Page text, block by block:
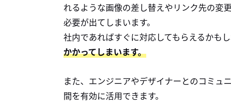
れるような画像の差し替えやリンク先の変
必要が出てしまいます。
社内であればすぐに対応してもらえるかもし
かかってしまいます。
また、エンジニアやデザイナーとのコミュ
間を有効に活用できます。